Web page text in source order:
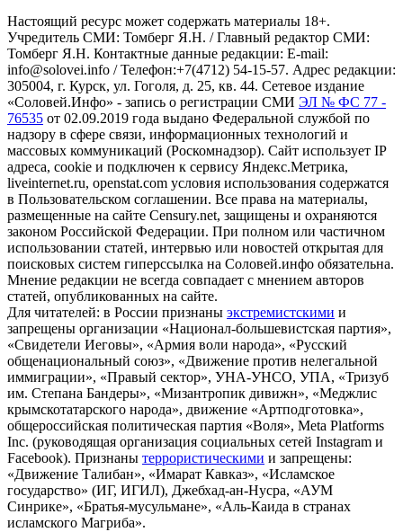
Настоящий ресурс может содержать материалы 18+.
Учредитель СМИ: Томберг Я.Н. / Главный редактор СМИ:
Томберг Я.Н. Контактные данные редакции: E-mail:
info@solovei.info / Телефон:+7(4712) 54-15-57. Адрес редакции:
305004, г. Курск, ул. Гоголя, д. 25, кв. 44. Сетевое издание
«Соловей.Инфо» - запись о регистрации СМИ ЭЛ № ФС 77 -
76535 от 02.09.2019 года выдано Федеральной службой по
надзору в сфере связи, информационных технологий и
массовых коммуникаций (Роскомнадзор). Сайт использует IP
адреса, cookie и подключен к сервису Яндекс.Метрика,
liveinternet.ru, openstat.com условия использования содержатся
в Пользовательском соглашении. Все права на материалы,
размещенные на сайте Censury.net, защищены и охраняются
законом Российской Федерации. При полном или частичном
использовании статей, интервью или новостей открытая для
поисковых систем гиперссылка на Соловей.инфо обязательна.
Мнение редакции не всегда совпадает с мнением авторов
статей, опубликованных на сайте.
Для читателей: в России признаны экстремистскими и
запрещены организации «Национал-большевистская партия»,
«Свидетели Иеговы», «Армия воли народа», «Русский
общенациональный союз», «Движение против нелегальной
иммиграции», «Правый сектор», УНА-УНСО, УПА, «Тризуб
им. Степана Бандеры», «Мизантропик дивижн», «Меджлис
крымскотатарского народа», движение «Артподготовка»,
общероссийская политическая партия «Воля», Meta Platforms
Inc. (руководящая организация социальных сетей Instagram и
Facebook). Признаны террористическими и запрещены:
«Движение Талибан», «Имарат Кавказ», «Исламское
государство» (ИГ, ИГИЛ), Джебхад-ан-Нусра, «АУМ
Синрике», «Братья-мусульмане», «Аль-Каида в странах
исламского Магриба».